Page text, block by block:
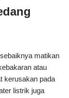
matikan
atau
kerusakan pada
listrik juga